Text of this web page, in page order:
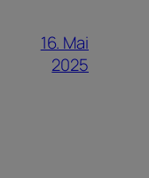
16. Mai
2025